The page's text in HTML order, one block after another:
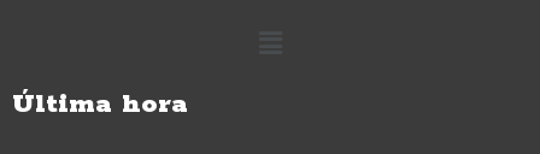
Última hora